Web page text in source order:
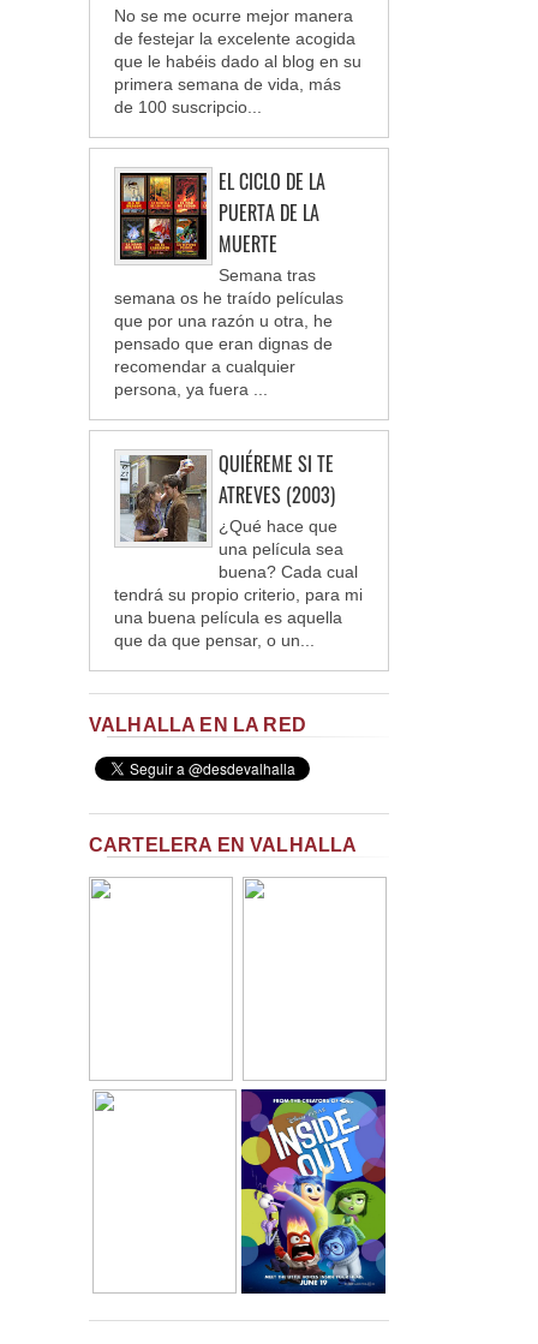
No se me ocurre mejor manera
de festejar la excelente acogida
que le habéis dado al blog en su
primera semana de vida, más
de 100 suscripcio...
EL CICLO DE LA
PUERTA DE LA
MUERTE
Semana tras
semana os he traído películas
que por una razón u otra, he
pensado que eran dignas de
recomendar a cualquier
persona, ya fuera ...
QUIÉREME SI TE
ATREVES (2003)
¿Qué hace que
una película sea
buena? Cada cual
tendrá su propio criterio, para mi
una buena película es aquella
que da que pensar, o un...
VALHALLA EN LA RED
CARTELERA EN VALHALLA